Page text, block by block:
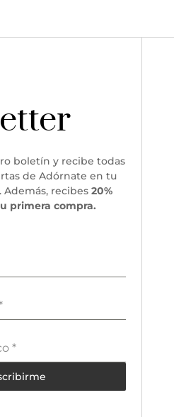
boletín y recibe todas
de Adórnate en tu
recibes 20%
primera compra.
*